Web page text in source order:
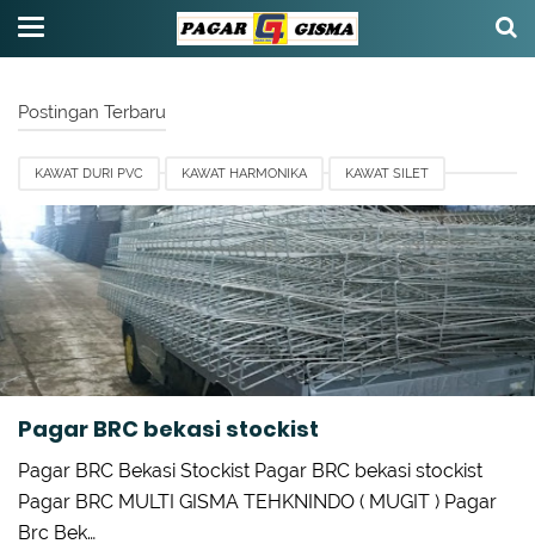
Postingan Terbaru
KAWAT DURI PVC KAWAT HARMONIKA KAWAT SILET
PAGAR BRC BEKASI PAGAR BRC GISMA PAGAR BRC STOCKIST
PAGAR BRC UNTUK PENGAMAN PADA PABRIK NIKE
PENGIRIMAN PAGAR BRC DAN ACESORIESS TOPI TIANG BRC
Pagar BRC bekasi stockist
Pagar BRC Bekasi Stockist Pagar BRC bekasi stockist
Pagar BRC MULTI GISMA TEHKNINDO ( MUGIT ) Pagar
Brc Bek…